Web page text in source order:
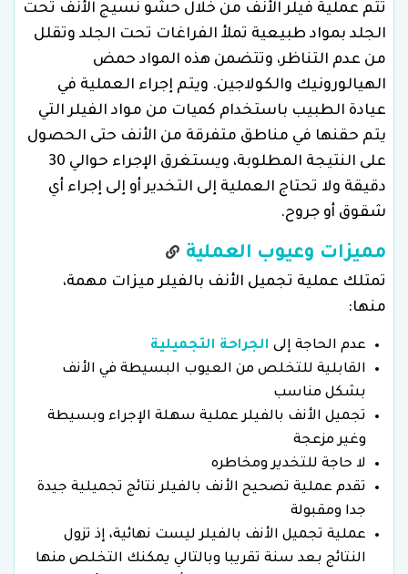
تتم عملية فيلر الأنف من خلال حشو نسيج الأنف تحت
الجلد بمواد طبيعية تملأ الفراغات تحت الجلد وتقلل
من عدم التناظر، وتتضمن هذه المواد حمض
الهيالورونيك والكولاجين. ويتم إجراء العملية في
عيادة الطبيب باستخدام كميات من مواد الفيلر التي
يتم حقنها في مناطق متفرقة من الأنف حتى الحصول
على النتيجة المطلوبة، ويستغرق الإجراء حوالي 30
دقيقة ولا تحتاج العملية إلى التخدير أو إلى إجراء أي
شقوق أو جروح.
مميزات وعيوب العملية
تمتلك عملية تجميل الأنف بالفيلر ميزات مهمة،
منها:
عدم الحاجة إلى الجراحة التجميلية
القابلية للتخلص من العيوب البسيطة في الأنف
بشكل مناسب
تجميل الأنف بالفيلر عملية سهلة الإجراء وبسيطة
وغير مزعجة
لا حاجة للتخدير ومخاطره
تقدم عملية تصحيح الأنف بالفيلر نتائج تجميلية جيدة
جدا ومقبولة
عملية تجميل الأنف بالفيلر ليست نهائية، إذ تزول
النتائج بعد سنة تقريبا وبالتالي يمكنك التخلص منها